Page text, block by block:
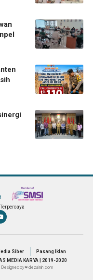
Siber
Pasang Iklan
MEDIA KARYA | 2019-2020
by ❤ dezainin.com